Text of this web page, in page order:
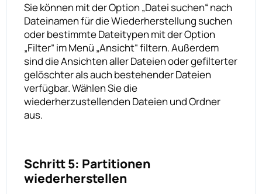
Sie können mit der Option „Datei suchen“ nach
Dateinamen für die Wiederherstellung suchen
oder bestimmte Dateitypen mit der Option
„Filter“ im Menü „Ansicht“ filtern. Außerdem
sind die Ansichten aller Dateien oder gefilterter
gelöschter als auch bestehender Dateien
verfügbar. Wählen Sie die
wiederherzustellenden Dateien und Ordner
aus.
Schritt 5: Partitionen
wiederherstellen